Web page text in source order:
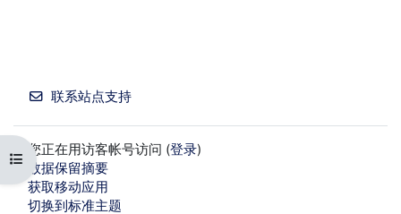
打开课程索引
联系站点支持
您正在用访客帐号访问 (登录)
‎数据保留摘要‎
获取移动应用
切换到标准主题